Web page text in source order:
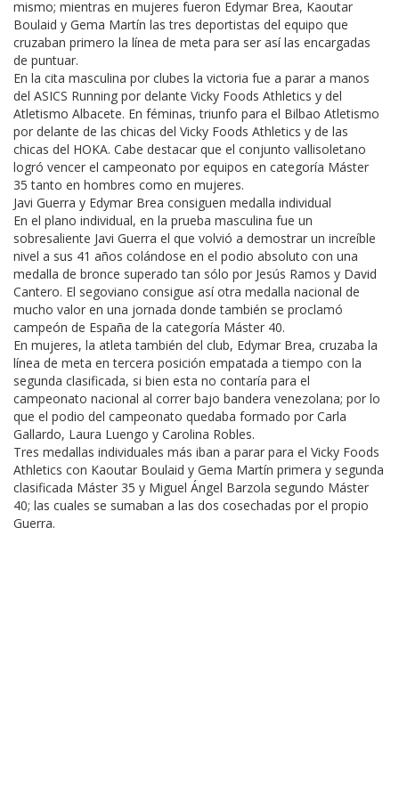
mismo; mientras en mujeres fueron Edymar Brea, Kaoutar
Boulaid y Gema Martín las tres deportistas del equipo que
cruzaban primero la línea de meta para ser así las encargadas
de puntuar.
En la cita masculina por clubes la victoria fue a parar a manos
del ASICS Running por delante Vicky Foods Athletics y del
Atletismo Albacete. En féminas, triunfo para el Bilbao Atletismo
por delante de las chicas del Vicky Foods Athletics y de las
chicas del HOKA. Cabe destacar que el conjunto vallisoletano
logró vencer el campeonato por equipos en categoría Máster
35 tanto en hombres como en mujeres.
Javi Guerra y Edymar Brea consiguen medalla individual
En el plano individual, en la prueba masculina fue un
sobresaliente Javi Guerra el que volvió a demostrar un increíble
nivel a sus 41 años colándose en el podio absoluto con una
medalla de bronce superado tan sólo por Jesús Ramos y David
Cantero. El segoviano consigue así otra medalla nacional de
mucho valor en una jornada donde también se proclamó
campeón de España de la categoría Máster 40.
En mujeres, la atleta también del club, Edymar Brea, cruzaba la
línea de meta en tercera posición empatada a tiempo con la
segunda clasificada, si bien esta no contaría para el
campeonato nacional al correr bajo bandera venezolana; por lo
que el podio del campeonato quedaba formado por Carla
Gallardo, Laura Luengo y Carolina Robles.
Tres medallas individuales más iban a parar para el Vicky Foods
Athletics con Kaoutar Boulaid y Gema Martín primera y segunda
clasificada Máster 35 y Miguel Ángel Barzola segundo Máster
40; las cuales se sumaban a las dos cosechadas por el propio
Guerra.